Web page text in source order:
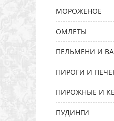
МОРОЖЕНОЕ
ОМЛЕТЫ
ПЕЛЬМЕНИ И
ПИРОГИ И
ПИРОЖНЫЕ И
ПУДИНГИ